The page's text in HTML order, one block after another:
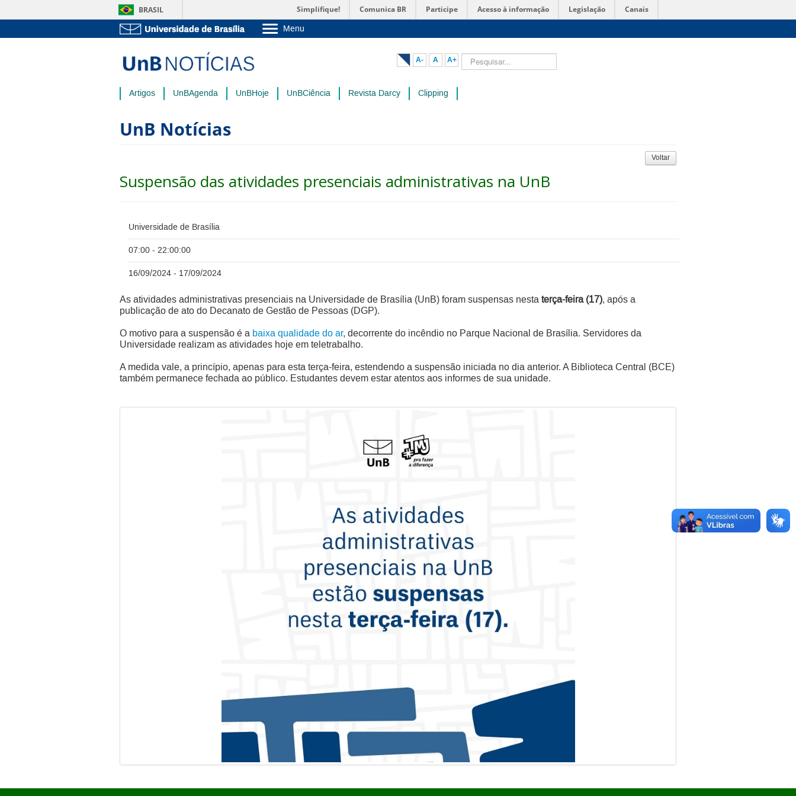
BRASIL Simplifique! Comunica BR Participe Acesso à informação Legislação Canais
Menu
Pós-Graduação
Administração
A- A A+ Pesquisar...
Artigos UnBAgenda UnBHoje UnBCiência Revista Darcy Clipping
UnB Notícias
Voltar
Suspensão das atividades presenciais administrativas na UnB
Universidade de Brasília
07:00 - 22:00:00
16/09/2024 - 17/09/2024
As atividades administrativas presenciais na Universidade de Brasília (UnB) foram suspensas nesta terça-feira (17), após a
publicação de ato do Decanato de Gestão de Pessoas (DGP).
O motivo para a suspensão é a baixa qualidade do ar, decorrente do incêndio no Parque Nacional de Brasília. Servidores da
Universidade realizam as atividades hoje em teletrabalho.
A medida vale, a princípio, apenas para esta terça-feira, estendendo a suspensão iniciada no dia anterior. A Biblioteca Central (BCE)
também permanece fechada ao público. Estudantes devem estar atentos aos informes de sua unidade.